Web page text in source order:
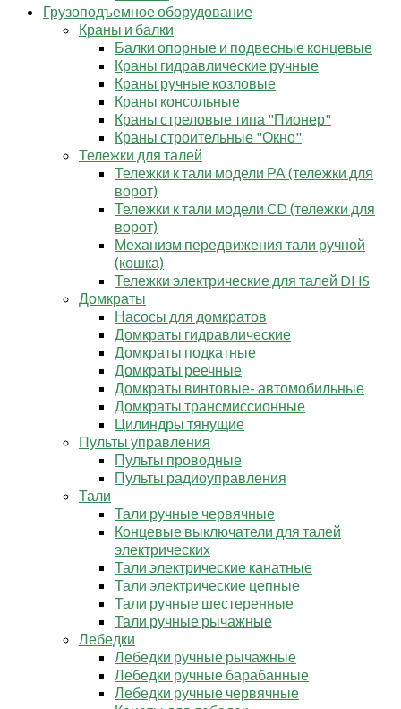
Грузоподъемное оборудование
Краны и балки
Балки опорные и подвесные концевые
Краны гидравлические ручные
Краны ручные козловые
Краны консольные
Краны стреловые типа "Пионер"
Краны строительные "Окно"
Тележки для талей
Тележки к тали модели РА (тележки для
ворот)
Тележки к тали модели CD (тележки для
ворот)
Механизм передвижения тали ручной
(кошка)
Тележки электрические для талей DHS
Домкраты
Насосы для домкратов
Домкраты гидравлические
Домкраты подкатные
Домкраты реечные
Домкраты винтовые- автомобильные
Домкраты трансмиссионные
Цилиндры тянущие
Пульты управления
Пульты проводные
Пульты радиоуправления
Тали
Тали ручные червячные
Концевые выключатели для талей
электрических
Тали электрические канатные
Тали электрические цепные
Тали ручные шестеренные
Тали ручные рычажные
Лебедки
Лебедки ручные рычажные
Лебедки ручные барабанные
Лебедки ручные червячные